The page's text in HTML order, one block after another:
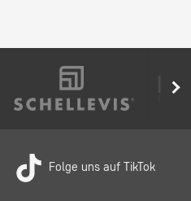
Folge uns auf TikTok